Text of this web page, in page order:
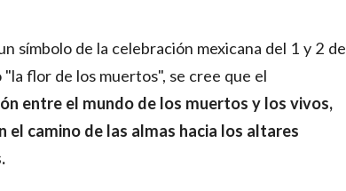
símbolo de la celebración mexicana del 1 y 2 de
flor de los muertos", se cree que el
entre el mundo de los muertos y los vivos,
camino de las almas hacia los altares